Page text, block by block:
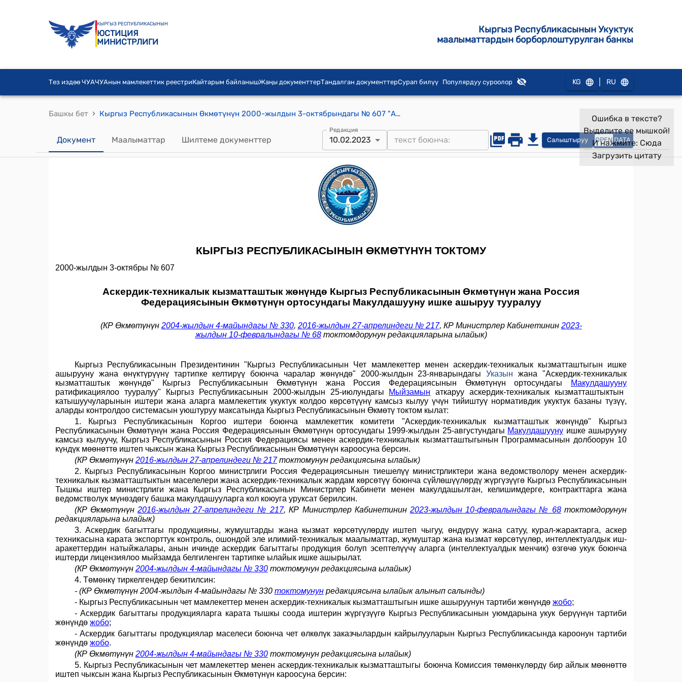
КЫРГЫЗ РЕСПУБЛИКАСЫНЫН
ЮСТИЦИЯ
МИНИСТРЛИГИ
Кыргыз Республикасынын Укуктук
маалыматтардын борборлоштурулган банкы
Тез издөө ЧУАЧУАнын мамлекеттик реестриКайтарым байланышЖаңы документтерТандалган документтерСурап билүү Популярдуу суроолор KG RU
Башкы бет › Кыргыз Республикасынын Өкмөтүнүн 2000-жылдын 3-октябрындагы № 607 "Аскердик-техникалык кызматташтык жөнүндө Кыргыз Республикасынын Өкмөтүнүн жана Россия Федерациясынын Өкмөтүнүн ортосундагы Макулдашууну ишке ашыруу тууралуу" токтому
Документ Маалыматтар Шилтеме документтер
Редакция
10.02.2023 Салыштыруу OPEN DATA
Ошибка в тексте?
Выделите ее мышкой!
И нажмите: Сюда
Загрузить цитату